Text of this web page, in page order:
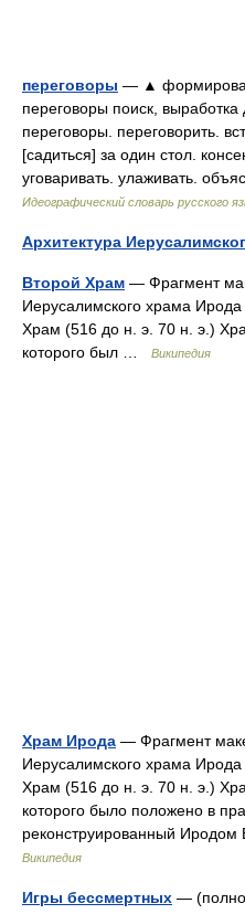
переговоры — ▲
переговоры поиск, выработка
переговоры. переговорить.
[садиться] за один стол.
уговаривать. улаживать.
Идеографический словарь русского
Архитектура
Второй Храм — Фрагмент
Иерусалимского храма
Храм (516 до н. э. 70 н. э.)
которого был …
Википедия
Храм Ирода — Фрагмент
Иерусалимского храма
Храм (516 до н. э. 70 н. э.)
которого было положено в
реконструированный
Википедия
Игры бессмертных —